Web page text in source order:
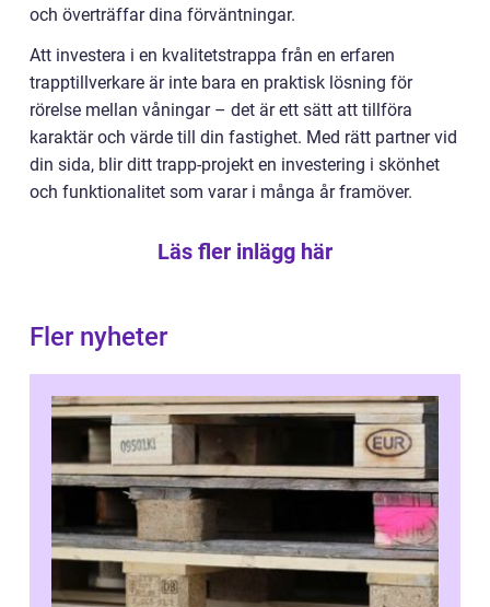
och överträffar dina förväntningar.
Att investera i en kvalitetstrappa från en erfaren
trapptillverkare är inte bara en praktisk lösning för
rörelse mellan våningar – det är ett sätt att tillföra
karaktär och värde till din fastighet. Med rätt partner vid
din sida, blir ditt trapp-projekt en investering i skönhet
och funktionalitet som varar i många år framöver.
Läs fler inlägg här
Fler nyheter